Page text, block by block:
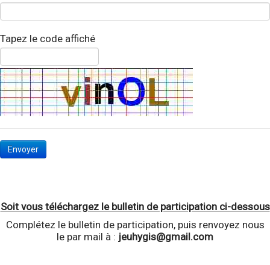
Tapez le code affiché
Envoyer
Soit vous téléchargez le bulletin de participation ci-dessous
Complétez le bulletin de participation, puis renvoyez nous
le par mail à : jeuhygis@gmail.com